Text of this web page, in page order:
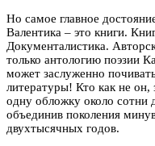
Но самое главное
Валентика – это книги.
Документалистика.
только антологию поэзии
может заслуженно
литературы! Кто как не
одну обложку около сотни
объединив поколения
двухтысячных годов.